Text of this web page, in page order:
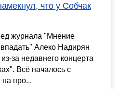
что у Собчак
журнала "Мнение
Алеко Надирян
за недавнего концерта
Всё началось с
на про...